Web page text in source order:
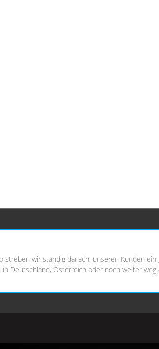
streben wir ständig danach, unseren Kunden ein
Deutschland, Österreich oder noch weiter